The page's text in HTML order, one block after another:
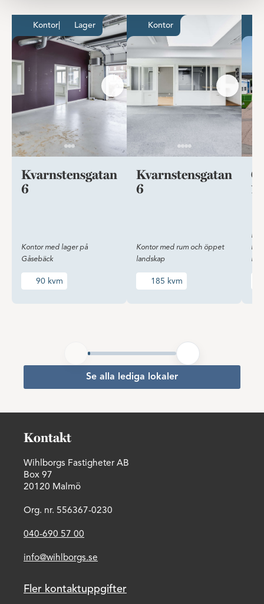
Kontor med lager på Gåsebäck
Kontor Lager
Kvarnstensgatan
6
Kontor med lager på
Gåsebäck
90 kvm
Kontor med rum
Kontor
Kvarnstensgatan
6
Kontor med rum och öppet
landskap
185 kvm
15
Se alla lediga lokaler
Kontakt
Wihlborgs Fastigheter AB
Box 97
20120 Malmö
Org. nr. 556367-0230
040-690 57 00
info@wihlborgs.se
Fler kontaktuppgifter